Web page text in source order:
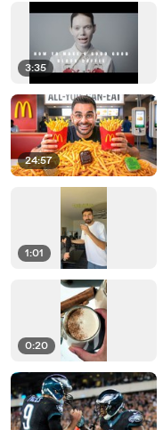
3:35
24:57
1:01
0:20